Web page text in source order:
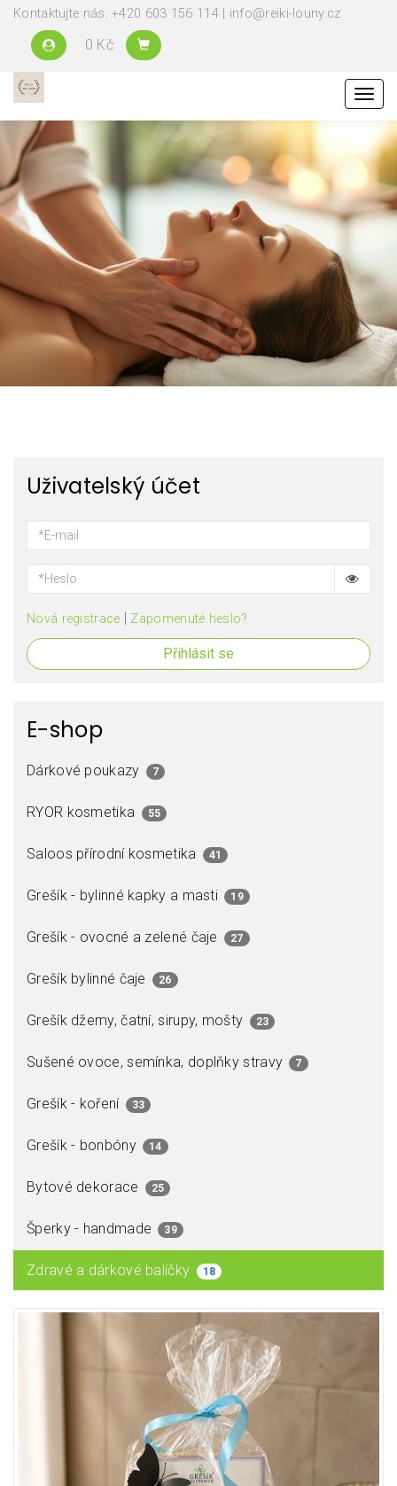
Kontaktujte nás: +420 603 156 114 | info@reiki-louny.cz
0 Kč
Menu
Uživatelský účet
Nová registrace | Zapomenuté heslo?
Přihlásit se
E-shop
Dárkové poukazy 7
RYOR kosmetika 55
Saloos přírodní kosmetika 41
Grešík - bylinné kapky a masti 19
Grešík - ovocné a zelené čaje 27
Grešík bylinné čaje 26
Grešík džemy, čatní, sirupy, mošty 23
Sušené ovoce, semínka, doplňky stravy 7
Grešík - koření 33
Grešík - bonbóny 14
Bytové dekorace 25
Šperky - handmade 39
Zdravé a dárkové balíčky 18